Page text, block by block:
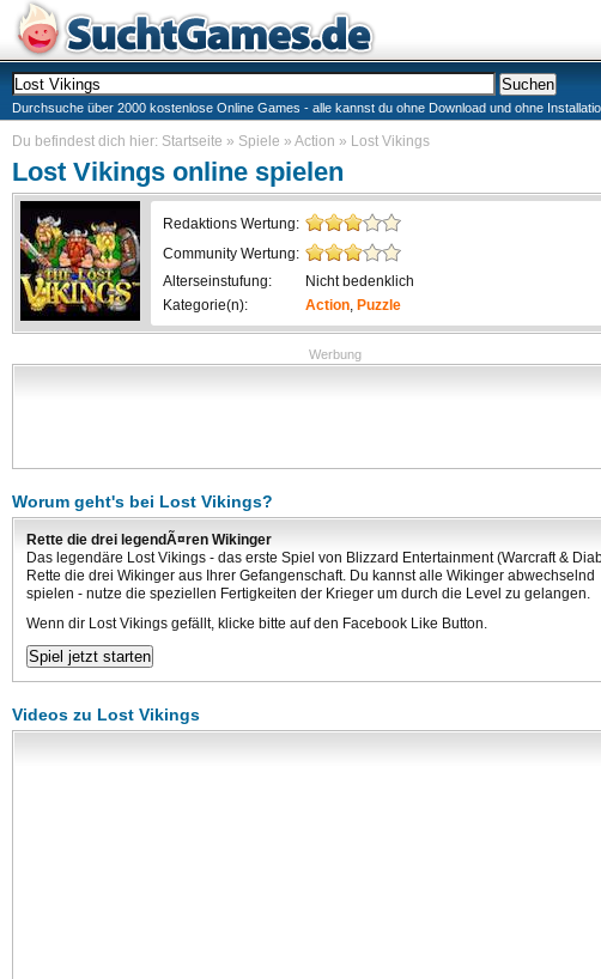
Durchsuche über 2000 kostenlose Online Games - alle kannst du ohne Download und ohne
Du befindest dich hier: Startseite » Spiele » Action » Lost Vikings
Lost Vikings online spielen
Redaktions Wertung:
Community Wertung:
Alterseinstufung:
Nicht bedenklich
Kategorie(n):
Action, Puzzle
Werbung
Worum geht's bei Lost Vikings?
Rette die drei legendÃ¤ren Wikinger
Das legendäre Lost Vikings - das erste Spiel von Blizzard Entertainment (Warcraft &
Rette die drei Wikinger aus Ihrer Gefangenschaft. Du kannst alle Wikinger abwechselnd
spielen - nutze die speziellen Fertigkeiten der Krieger um durch die Level zu gelangen.
Wenn dir Lost Vikings gefällt, klicke bitte auf den Facebook Like Button.
Videos zu Lost Vikings